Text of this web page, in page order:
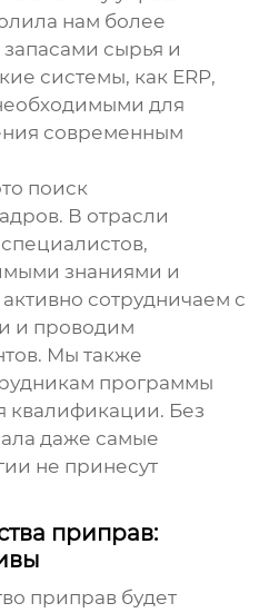
нам более
сырья и
системы, как ERP,
для
современным
поиск
В отрасли
знаниями и
сотрудничаем с
и проводим
Мы также
программы
квалификации. Без
даже самые
не принесут
приправ:
приправ будет